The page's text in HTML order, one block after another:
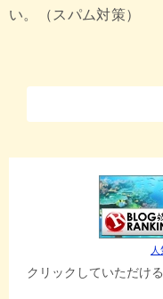
い。（スパム対策）
クリックしていただけ